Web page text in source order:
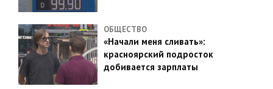
ОБЩЕСТВО
«Начали меня сливать»:
красноярский подросток
добивается зарплаты